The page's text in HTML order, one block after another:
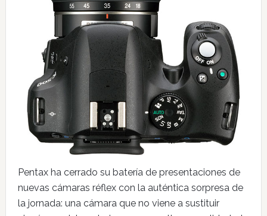
Pentax ha cerrado su batería de presentaciones de
nuevas cámaras réflex con la auténtica sorpresa de
la jornada: una cámara que no viene a sustituir